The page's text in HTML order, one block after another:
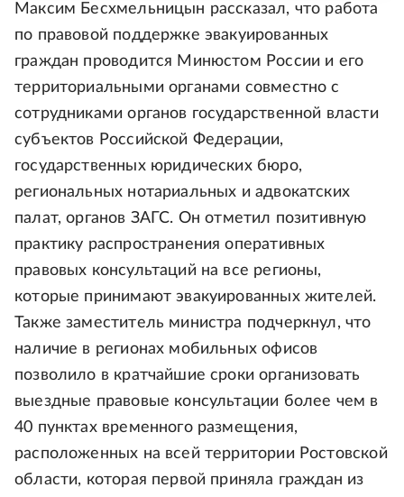
Максим Бесхмельницын рассказал, что работа
по правовой поддержке эвакуированных
граждан проводится Минюстом России и его
территориальными органами совместно с
сотрудниками органов государственной власти
субъектов Российской Федерации,
государственных юридических бюро,
региональных нотариальных и адвокатских
палат, органов ЗАГС. Он отметил позитивную
практику распространения оперативных
правовых консультаций на все регионы,
которые принимают эвакуированных жителей.
Также заместитель министра подчеркнул, что
наличие в регионах мобильных офисов
позволило в кратчайшие сроки организовать
выездные правовые консультации более чем в
40 пунктах временного размещения,
расположенных на всей территории Ростовской
области, которая первой приняла граждан из